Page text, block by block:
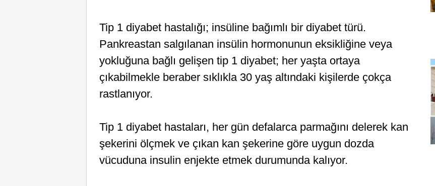
Tip 1 diyabet hastalığı; insüline bağımlı bir diyabet türü.
Pankreastan salgılanan insülin hormonunun eksikliğine veya
yokluğuna bağlı gelişen tip 1 diyabet; her yaşta ortaya
çıkabilmekle beraber sıklıkla 30 yaş altındaki kişilerde çokça
rastlanıyor.
Tip 1 diyabet hastaları, her gün defalarca parmağını delerek kan
şekerini ölçmek ve çıkan kan şekerine göre uygun dozda
vücuduna insulin enjekte etmek durumunda kalıyor.